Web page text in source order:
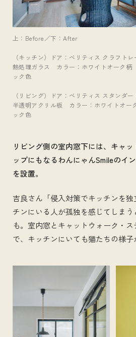
上：Before／下：After
（キッチン）ドア：ベリティス クラフト
熱処理ガラス カラー：ホワイトオーク柄
ック色
（リビング）ドア：ベリティス スタンダ
半透明アクリル板 カラー：ホワイトオー
ック色
リビング側の室内窓下には、キャ
ップにもなるわんにゃんSmileのイ
を設置。
吉良さん「侵入対策でキッチンを独
チンにいる人が孤独を感じてしまう
も。室内窓とキャットウォーク・
で、キッチンにいても猫たちの様子